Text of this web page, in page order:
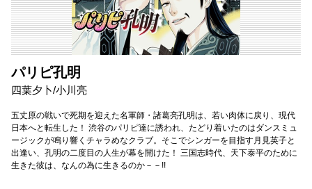
パリピ孔明
四葉夕卜/小川亮
五丈原の戦いで死期を迎えた名軍師・諸葛亮孔明は、若い肉体に戻り、現代
日本へと転生した！ 渋谷のパリピ達に誘われ、たどり着いたのはダンスミュ
ージックが鳴り響くチャラめなクラブ。そこでシンガーを目指す月見英子と
出逢い、孔明の二度目の人生が幕を開けた！ 三国志時代、天下泰平のために
生きた彼は、なんの為に生きるのか－－!!